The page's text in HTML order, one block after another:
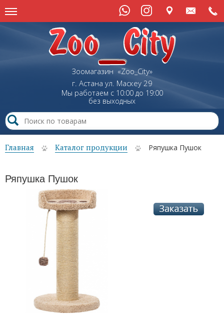
Зоомагазин «Zoo_City»
г. Астана ул. Маскеу29
Мы работаем с 10:00 до 19:00
без выходных
Главная Каталог продукции Ряпушка Пушок
Ряпушка Пушок